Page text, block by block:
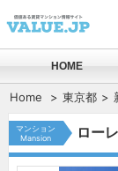
HOME
Home 東京都
マンション
Mansion
ロー